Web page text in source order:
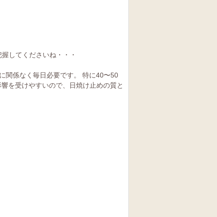
てくださいね・・・
関係なく毎日必要です。 特に40〜50
を受けやすいので、日焼け止めの質と